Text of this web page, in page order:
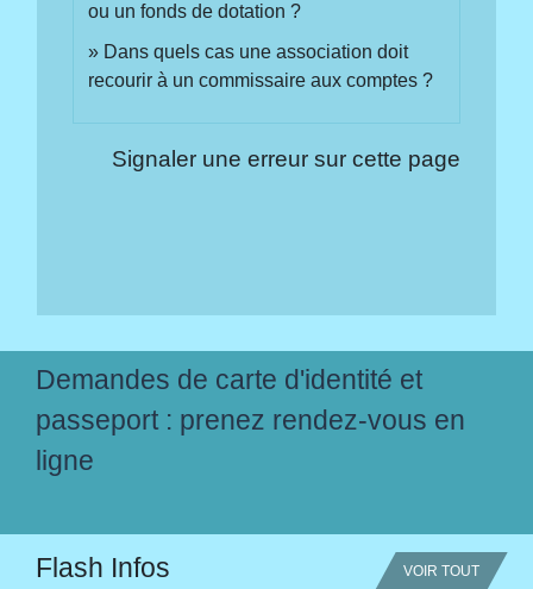
ou un fonds de dotation ?
Dans quels cas une association doit
recourir à un commissaire aux comptes ?
Signaler une erreur sur cette page
Demandes de carte d'identité et
passeport : prenez rendez-vous en
ligne
Flash Infos VOIR TOUT